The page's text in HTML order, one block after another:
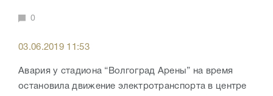
0
03.06.2019 11:53
Авария у стадиона “Волгоград Арены” на время
остановила движение электротранспорта в центре